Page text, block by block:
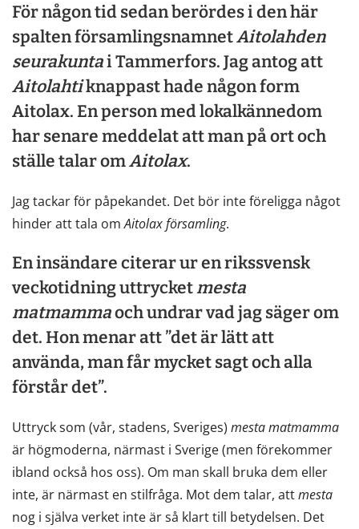
För någon tid sedan berördes i den här
spalten församlingsnamnetAitolahden
seurakuntai Tammerfors. Jag antog att
Aitolahtiknappast hade någon form
Aitolax. En person med lokalkännedom
har senare meddelat att man på ort och
ställe talar omAitolax.
Jag tackar för påpekandet. Det bör inte föreligga något
hinder att tala omAitolaxförsamling.
En insändare citerar ur en rikssvensk
veckotidning uttrycketmesta
matmammaoch undrar vad jag säger om
det. Hon menar att ”det är lätt att
använda, man får mycket sagt och alla
förstår det”.
Uttryck som (vår, stadens, Sveriges) mestamatmamma
är högmoderna, närmast i Sverige (men förekommer
ibland också hos oss). Om man skall bruka dem eller
inte, är närmast en stilfråga. Mot dem talar, attmesta
nog i själva verket inte är så klart till betydelsen. Det